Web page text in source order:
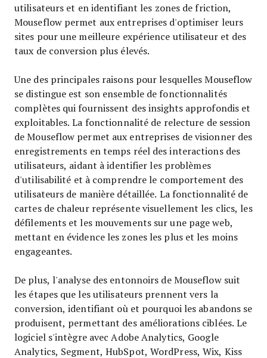
utilisateurs et en identifiant les zones de friction,
Mouseflow permet aux entreprises d'optimiser leurs
sites pour une meilleure expérience utilisateur et des
taux de conversion plus élevés.
Une des principales raisons pour lesquelles Mouseflow
se distingue est son ensemble de fonctionnalités
complètes qui fournissent des insights approfondis et
exploitables. La fonctionnalité de relecture de session
de Mouseflow permet aux entreprises de visionner des
enregistrements en temps réel des interactions des
utilisateurs, aidant à identifier les problèmes
d'utilisabilité et à comprendre le comportement des
utilisateurs de manière détaillée. La fonctionnalité de
cartes de chaleur représente visuellement les clics, les
défilements et les mouvements sur une page web,
mettant en évidence les zones les plus et les moins
engageantes.
De plus, l'analyse des entonnoirs de Mouseflow suit
les étapes que les utilisateurs prennent vers la
conversion, identifiant où et pourquoi les abandons se
produisent, permettant des améliorations ciblées. Le
logiciel s'intègre avec Adobe Analytics, Google
Analytics, Segment, HubSpot, WordPress, Wix, Kiss